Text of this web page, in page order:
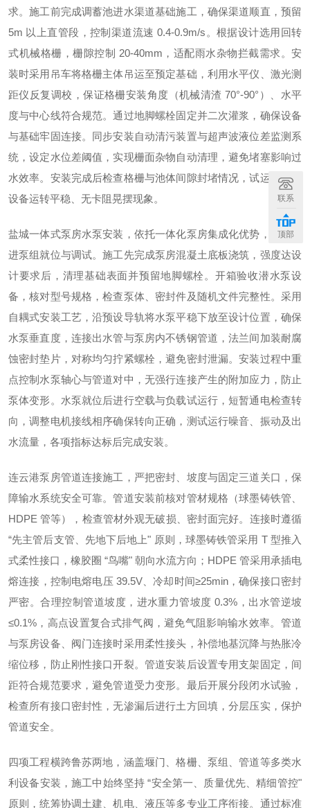
求。施工前完成调蓄池进水渠道基础施工，确保渠道顺直，预留
5m 以上直管段，控制渠道流速 0.4-0.9m/s。根据设计选用回转
式机械格栅，栅隙控制 20-40mm，适配雨水杂物拦截需求。安
装时采用吊车将格栅主体吊运至预定基础，利用水平仪、激光测
距仪反复调校，保证格栅安装角度（机械清渣 70°-90°）、水平
度与中心线符合规范。通过地脚螺栓固定并二次灌浆，确保设备
与基础牢固连接。同步安装自动清污装置与超声波液位差监测系
统，设定水位差阈值，实现栅面杂物自动清理，避免堵塞影响过
水效率。安装完成后检查格栅与池体间隙封堵情况，试运行确保
设备运转平稳、无卡阻晃摆现象。
盐城一体式泵房水泵安装，依托一体化泵房集成化优势，高效推
进泵组就位与调试。施工先完成泵房混凝土底板浇筑，强度达设
计要求后，清理基础表面并预留地脚螺栓。开箱验收潜水泵设
备，核对型号规格，检查泵体、密封件及随机文件完整性。采用
自耦式安装工艺，沿预设导轨将水泵平稳下放至设计位置，确保
水泵垂直度，连接出水管与泵房内不锈钢管道，法兰间加装耐腐
蚀密封垫片，对称均匀拧紧螺栓，避免密封泄漏。安装过程中重
点控制水泵轴心与管道对中，无强行连接产生的附加应力，防止
泵体变形。水泵就位后进行空载与负载试运行，短暂通电检查转
向，调整电机接线相序确保转向正确，测试运行噪音、振动及出
水流量，各项指标达标后完成安装。
连云港泵房管道连接施工，严把密封、坡度与固定三道关口，保
障输水系统安全可靠。管道安装前核对管材规格（球墨铸铁管、
HDPE 管等），检查管材外观无破损、密封面完好。连接时遵循
“先主管后支管、先地下后地上" 原则，球墨铸铁管采用 T 型推入
式柔性接口，橡胶圈 “鸟嘴" 朝向水流方向；HDPE 管采用承插电
熔连接，控制电熔电压 39.5V、冷却时间≥25min，确保接口密封
严密。合理控制管道坡度，进水重力管坡度 0.3%，出水管逆坡
≤0.1%，高点设置复合式排气阀，避免气阻影响输水效率。管道
与泵房设备、阀门连接时采用柔性接头，补偿地基沉降与热胀冷
缩位移，防止刚性接口开裂。管道安装后设置专用支架固定，间
距符合规范要求，避免管道受力变形。最后开展分段闭水试验，
检查所有接口密封性，无渗漏后进行土方回填，分层压实，保护
管道安全。
四项工程横跨鲁苏两地，涵盖堰门、格栅、泵组、管道等多类水
利设备安装，施工中始终坚持 “安全第一、质量优先、精细管控"
原则，统筹协调土建、机电、液压等多专业工序衔接。通过标准
联系
顶部